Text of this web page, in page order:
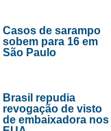
Casos de sarampo
sobem para 16 em
São Paulo
Brasil repudia
revogação de visto
de embaixadora nos